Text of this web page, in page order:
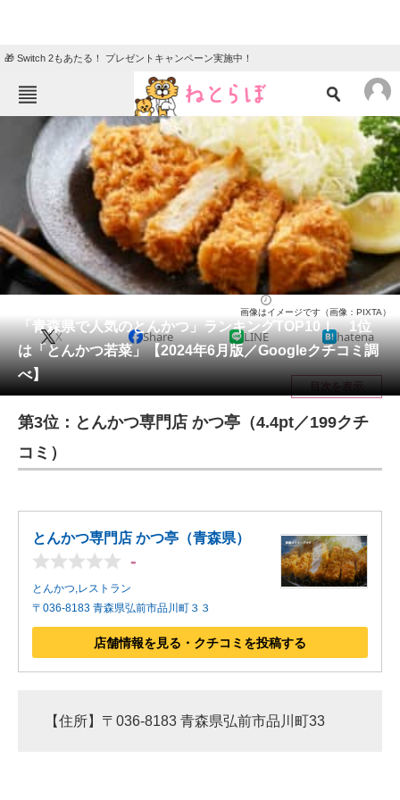
🎁 Switch 2もあたる！ プレゼントキャンペーン実施中！
ねとらぼメニュー
ニュース
エンタメ クイズ
グルメ 地域
住まい 教育・育児
動物 リサーチ
会員記事
メディア
注目記事を集めた総合ページ
進化するPCとデバイスの未来
好きが集まる 比べて選べる
ビジネスと働き方のヒント
AI活用のいまが分かる
「青森県で人気のとんかつ」ランキングTOP10！ 1位
は「とんかつ若菜」【2024年6月版／Googleクチコミ調
べ】
画像はイメージです（画像：PIXTA）
X Share LINE hatena
目次を表示
第3位：とんかつ専門店 かつ亭（4.4pt／199クチ
コミ）
とんかつ専門店 かつ亭（青森県）
-
とんかつ,レストラン
〒036-8183 青森県弘前市品川町３３
店舗情報を見る・クチコミを投稿する
【住所】〒036-8183 青森県弘前市品川町33